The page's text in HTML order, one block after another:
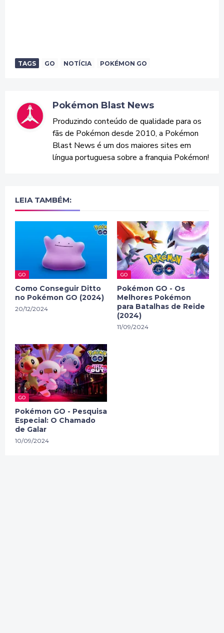
TAGS GO NOTÍCIA POKÉMON GO
Pokémon Blast News
Produzindo conteúdo de qualidade para os
fãs de Pokémon desde 2010, a Pokémon
Blast News é um dos maiores sites em
língua portuguesa sobre a franquia Pokémon!
LEIA TAMBÉM:
GO
Como Conseguir Ditto
no Pokémon GO (2024)
20/12/2024
GO
Pokémon GO - Os
Melhores Pokémon
para Batalhas de Reide
(2024)
11/09/2024
GO
Pokémon GO - Pesquisa
Especial: O Chamado
de Galar
10/09/2024